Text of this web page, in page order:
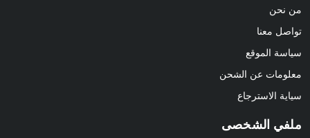
من نحن
تواصل معنا
سياسة الموقع
معلومات عن الشحن
سياية الاسترجاع
ملفي الشخصى